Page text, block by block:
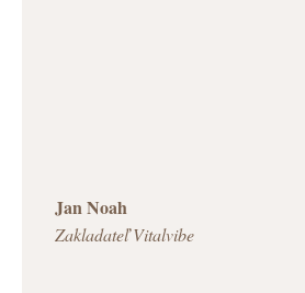
Jan Noah
Zakladateľ Vitalvibe